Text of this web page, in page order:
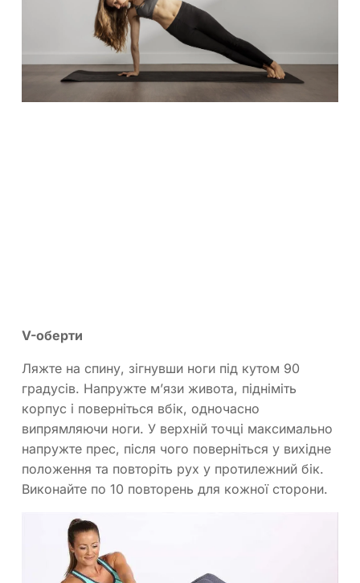
V-оберти
Ляжте на спину, зігнувши ноги під кутом 90
градусів. Напружте м’язи живота, підніміть
корпус і поверніться вбік, одночасно
випрямляючи ноги. У верхній точці максимально
напружте прес, після чого поверніться у вихідне
положення та повторіть рух у протилежний бік.
Виконайте по 10 повторень для кожної сторони.